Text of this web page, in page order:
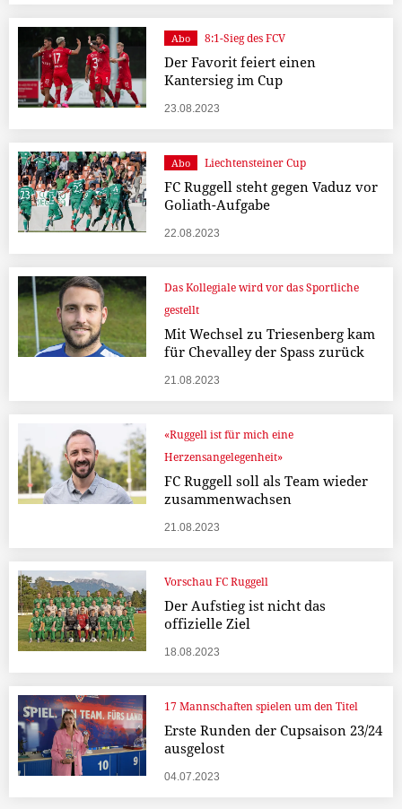
Abo 8:1-Sieg des FCV
Der Favorit feiert einen
Kantersieg im Cup
23.08.2023
Abo Liechtensteiner Cup
FC Ruggell steht gegen Vaduz vor
Goliath-Aufgabe
22.08.2023
Das Kollegiale wird vor das Sportliche
gestellt
Mit Wechsel zu Triesenberg kam
für Chevalley der Spass zurück
21.08.2023
«Ruggell ist für mich eine
Herzensangelegenheit»
FC Ruggell soll als Team wieder
zusammenwachsen
21.08.2023
Vorschau FC Ruggell
Der Aufstieg ist nicht das
offizielle Ziel
18.08.2023
17 Mannschaften spielen um den Titel
Erste Runden der Cupsaison 23/24
ausgelost
04.07.2023